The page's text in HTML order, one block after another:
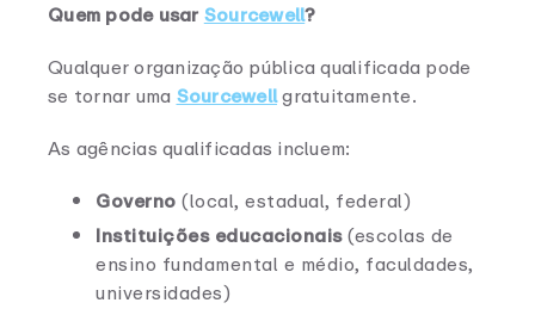
Quem pode usar Sourcewell?
Qualquer organização pública qualificada pode
se tornar uma Sourcewellgratuitamente.
As agências qualificadas incluem:
Governo (local, estadual, federal)
Instituições educacionais(escolas de
ensino fundamental e médio, faculdades,
universidades)